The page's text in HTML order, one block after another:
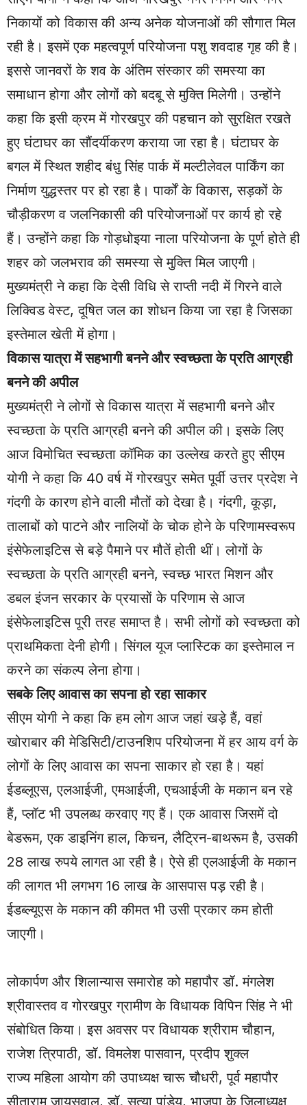
निकायों को विकास की अन्य अनेक योजनाओं की सौगात मिल
रही है। इसमें एक महत्वपूर्ण परियोजना पशु शवदाह गृह की है।
इससे जानवरों के शव के अंतिम संस्कार की समस्या का
समाधान होगा और लोगों को बदबू से मुक्ति मिलेगी। उन्होंने
कहा कि इसी क्रम में गोरखपुर की पहचान को सुरक्षित रखते
हुए घंटाघर का सौंदर्यीकरण कराया जा रहा है। घंटाघर के
बगल में स्थित शहीद बंधु सिंह पार्क में मल्टीलेवल पार्किंग का
निर्माण युद्धस्तर पर हो रहा है। पार्कों के विकास, सड़कों के
चौड़ीकरण व जलनिकासी की परियोजनाओं पर कार्य हो रहे
हैं। उन्होंने कहा कि गोड़धोइया नाला परियोजना के पूर्ण होते ही
शहर को जलभराव की समस्या से मुक्ति मिल जाएगी।
मुख्यमंत्री ने कहा कि देसी विधि से राप्ती नदी में गिरने वाले
लिक्विड वेस्ट, दूषित जल का शोधन किया जा रहा है जिसका
इस्तेमाल खेती में होगा।
विकास यात्रा में सहभागी बनने और स्वच्छता के प्रति आग्रही
बनने की अपील
मुख्यमंत्री ने लोगों से विकास यात्रा में सहभागी बनने और
स्वच्छता के प्रति आग्रही बनने की अपील की। इसके लिए
आज विमोचित स्वच्छता कॉमिक का उल्लेख करते हुए सीएम
योगी ने कहा कि 40 वर्ष में गोरखपुर समेत पूर्वी उत्तर प्रदेश ने
गंदगी के कारण होने वाली मौतों को देखा है। गंदगी, कूड़ा,
तालाबों को पाटने और नालियों के चोक होने के परिणामस्वरूप
इंसेफेलाइटिस से बड़े पैमाने पर मौतें होती थीं। लोगों के
स्वच्छता के प्रति आग्रही बनने, स्वच्छ भारत मिशन और
डबल इंजन सरकार के प्रयासों के परिणाम से आज
इंसेफेलाइटिस पूरी तरह समाप्त है। सभी लोगों को स्वच्छता को
प्राथमिकता देनी होगी। सिंगल यूज प्लास्टिक का इस्तेमाल न
करने का संकल्प लेना होगा।
सबके लिए आवास का सपना हो रहा साकार
सीएम योगी ने कहा कि हम लोग आज जहां खड़े हैं, वहां
खोराबार की मेडिसिटी/टाउनशिप परियोजना में हर आय वर्ग के
लोगों के लिए आवास का सपना साकार हो रहा है। यहां
ईडब्लूएस, एलआईजी, एमआईजी, एचआईजी के मकान बन रहे
हैं, प्लॉट भी उपलब्ध करवाए गए हैं। एक आवास जिसमें दो
बेडरूम, एक डाइनिंग हाल, किचन, लैट्रिन-बाथरूम है, उसकी
28 लाख रुपये लागत आ रही है। ऐसे ही एलआईजी के मकान
की लागत भी लगभग 16 लाख के आसपास पड़ रही है।
ईडब्ल्यूएस के मकान की कीमत भी उसी प्रकार कम होती
जाएगी।
लोकार्पण और शिलान्यास समारोह को महापौर डॉ. मंगलेश
श्रीवास्तव व गोरखपुर ग्रामीण के विधायक विपिन सिंह ने भी
संबोधित किया। इस अवसर पर विधायक श्रीराम चौहान,
राजेश त्रिपाठी, डॉ. विमलेश पासवान, प्रदीप शुक्ल
राज्य महिला आयोग की उपाध्यक्ष चारू चौधरी, पूर्व महापौर